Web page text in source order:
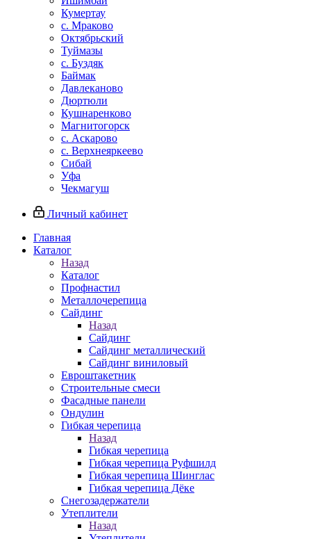
Кумертау
c. Мраково
Октябрьский
Туймазы
c. Буздяк
Баймак
Давлеканово
Дюртюли
Кушнаренково
Магнитогорск
с. Аскарово
с. Верхнеяркеево
Сибай
Уфа
Чекмагуш
Личный кабинет
Главная
Каталог
Назад
Каталог
Профнастил
Металлочерепица
Сайдинг
Назад
Сайдинг
Сайдинг металлический
Сайдинг виниловый
Евроштакетник
Строительные смеси
Фасадные панели
Ондулин
Гибкая черепица
Назад
Гибкая черепица
Гибкая черепица Руфшилд
Гибкая черепица Шинглас
Гибкая черепица Дёке
Снегозадержатели
Утеплители
Назад